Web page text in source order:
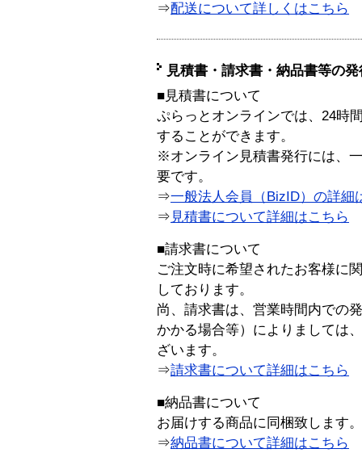
⇒配送について詳しくはこちら
見積書・請求書・納品書等の
■見積書について
ぷらっとオンラインでは、24時
することができます。
※オンライン見積書発行には、
要です。
⇒一般法人会員（BizID）の詳細
⇒ 見積書について詳細はこちら
■請求書について
ご注文時に希望されたお客様に
しております。
尚、請求書は、営業時間内での
かかる場合等）によりましては
ざいます。
⇒請求書について詳細はこちら
■納品書について
お届けする商品に同梱致します。
⇒納品書について詳細はこちら